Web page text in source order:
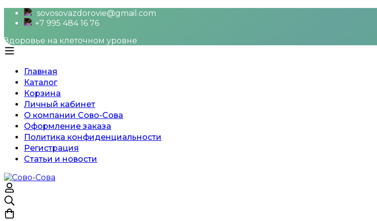
sovosovazdorovie@gmail.com
+7 995 484 16 76
Здоровье на клеточном уровне
Главная
Каталог
Корзина
Личный кабинет
О компании Сово-Сова
Оформление заказа
Политика конфиденциальности
Регистрация
Статьи и новости